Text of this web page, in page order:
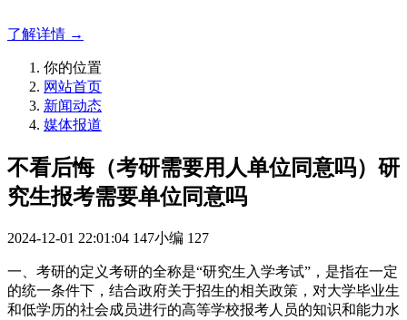
了解详情 →
你的位置
网站首页
新闻动态
媒体报道
不看后悔（考研需要用人单位同意吗）研
究生报考需要单位同意吗
2024-12-01 22:01:04 147小编 127
一、考研的定义考研的全称是“研究生入学考试”，是指在一定
的统一条件下，结合政府关于招生的相关政策，对大学毕业生
和低学历的社会成员进行的高等学校报考人员的知识和能力水